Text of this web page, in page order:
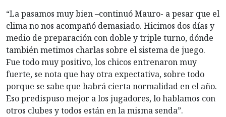
“La pasamos muy bien –continuó Mauro- a pesar que el
clima no nos acompañó demasiado. Hicimos dos días y
medio de preparación con doble y triple turno, dónde
también metimos charlas sobre el sistema de juego.
Fue todo muy positivo, los chicos entrenaron muy
fuerte, se nota que hay otra expectativa, sobre todo
porque se sabe que habrá cierta normalidad en el año.
Eso predispuso mejor a los jugadores, lo hablamos con
otros clubes y todos están en la misma senda”.